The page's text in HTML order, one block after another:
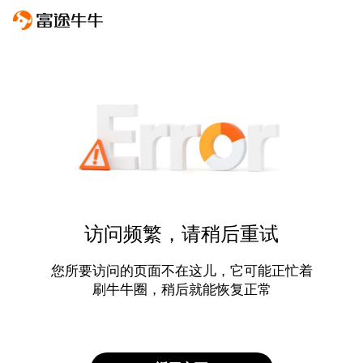
访问频繁，请稍后重试
您所要访问的页面不在这儿，它可能正忙着
刷牛牛圈，稍后就能恢复正常